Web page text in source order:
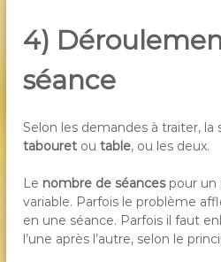
4)
séance
Selon les demandes à traiter, la
tabouret outable, ou les deux.
Le nombre de séancespour un
variable. Parfois le problème
en une séance. Parfois il faut
l’une après l’autre, selon le